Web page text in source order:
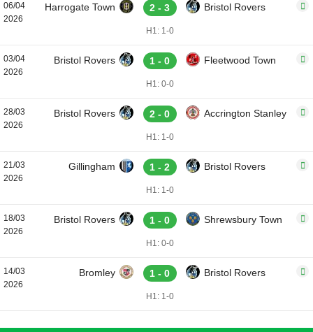
06/04
2026
Harrogate Town 2 - 3 Bristol Rovers
H1: 1-0
03/04
2026
Bristol Rovers 1 - 0 Fleetwood Town
H1: 0-0
28/03
2026
Bristol Rovers 2 - 0 Accrington Stanley
H1: 1-0
21/03
2026
Gillingham 1 - 2 Bristol Rovers
H1: 1-0
18/03
2026
Bristol Rovers 1 - 0 Shrewsbury Town
H1: 0-0
14/03
2026
Bromley 1 - 0 Bristol Rovers
H1: 1-0